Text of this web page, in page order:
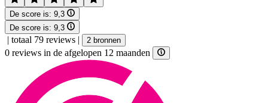
De score is: 9,3
De score is: 9,3
| totaal 79 reviews | 2 bronnen
0 reviews in de afgelopen 12 maanden